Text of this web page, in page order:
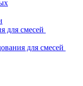
для смесей
для смесей